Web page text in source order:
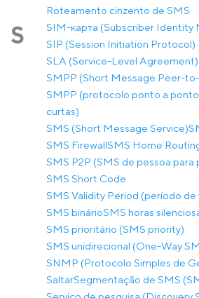
Roteamento cinzento de SMS
S
SIM-карта (Subscriber Identity
SIP (Session Initiation Protocol)
SLA (Service-Level Agreement)
SMPP (Short Message Peer-
SMPP (protocolo ponto a
curtas)
SMS (Short Message Service)
SMS FirewallSMS Home
SMS P2P (SMS de pessoa para
SMS Short Code
SMS Validity Period (período de
SMS binárioSMS horas
SMS prioritário (SMS priority)
SMS unidirecional (One-Way
SNMP (Protocolo Simples de
SaltarSegmentação de SMS